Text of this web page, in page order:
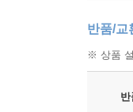
반품/교
※ 상품
반